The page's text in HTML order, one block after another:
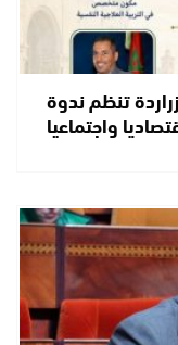
تنظم ندوة
واجتماعيا